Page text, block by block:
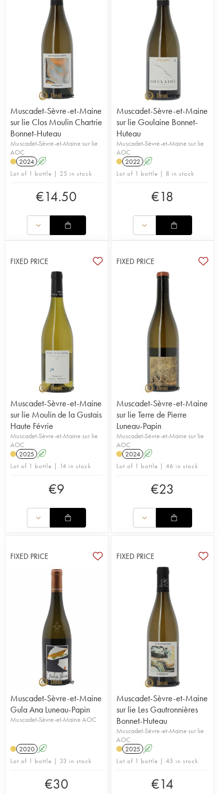
Muscadet-Sèvre-et-Maine
sur lie Clos Moulin Chartrie
Bonnet-Huteau
Muscadet-Sèvre-et-Maine sur lie
AOC
2024 A
Lot of 1 bottle | 25 in stock
€14.50
Muscadet-Sèvre-et-Maine
sur lie Goulaine Bonnet-
Huteau
Muscadet-Sèvre-et-Maine sur lie
AOC
2022 A
Lot of 1 bottle | 8 in stock
€18
FIXED PRICE
Muscadet-Sèvre-et-Maine
sur lie Moulin de la Gustais
Haute Févrie
Muscadet-Sèvre-et-Maine sur lie
AOC
2025 A
Lot of 1 bottle | 14 in stock
€9
FIXED PRICE
Muscadet-Sèvre-et-Maine
sur lie Terre de Pierre
Luneau-Papin
Muscadet-Sèvre-et-Maine sur lie
AOC
2024 A
Lot of 1 bottle | 46 in stock
€23
FIXED PRICE
Muscadet-Sèvre-et-Maine
Gula Ana Luneau-Papin
Muscadet-Sèvre-et-Maine AOC
2020 A
Lot of 1 bottle | 33 in stock
€30
FIXED PRICE
Muscadet-Sèvre-et-Maine
sur lie Les Gautronnières
Bonnet-Huteau
Muscadet-Sèvre-et-Maine sur lie
AOC
2025 A
Lot of 1 bottle | 45 in stock
€14